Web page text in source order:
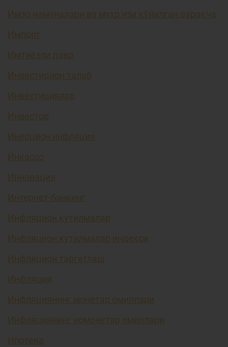
Имзо намуналари ва муҳр изи қўйилган варақча
Импорт
Имтиёзли давр
Инвестицион талаб
Инвестициялар
Инвестор
Инерцион инфляция
Инкассо
Инновация
Интернет-банкинг
Инфляцион кутилмалар
Инфляцион кутилмалар индекси
Инфляцион таргетлаш
Инфляция
Инфляциянинг монетар омиллари
Инфляциянинг номонетар омиллари
Ипотека